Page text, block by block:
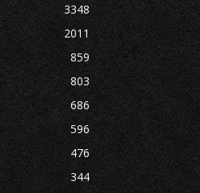
3348
2011
859
803
686
596
476
344